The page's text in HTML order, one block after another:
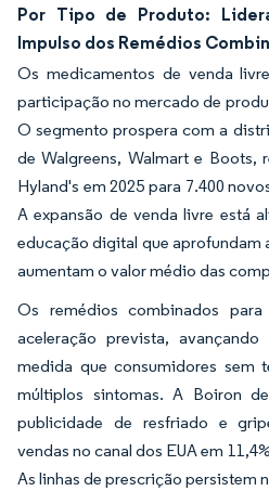
Por Tipo de Produto:
Impulso dos Remédios
Os medicamentos de venda
participação no mercado de
O segmento prospera com a
de Walgreens, Walmart e Boots,
Hyland's em 2025 para 7.400
A expansão de venda livre está
educação digital que aprofundam
aumentam o valor médio das
Os remédios combinados
aceleração prevista,
medida que consumidores sem
múltiplos sintomas. A Boiron
publicidade de resfriado e
vendas no canal dos EUA em
As linhas de prescrição persistem